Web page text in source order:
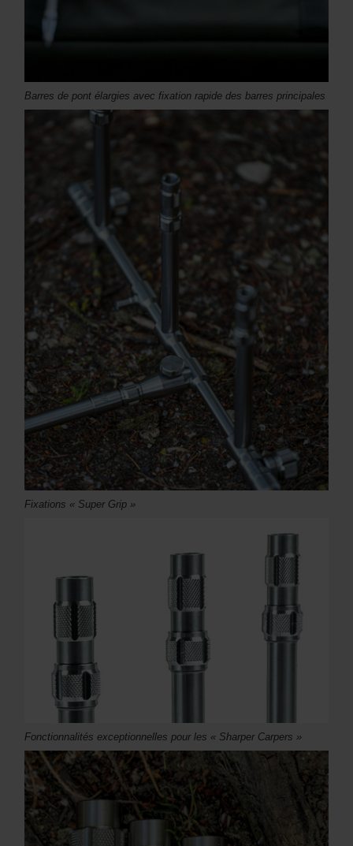
Barres de pont élargies avec fixation rapide des barres principales
Fixations « Super Grip »
Fonctionnalités exceptionnelles pour les « Sharper Carpers »